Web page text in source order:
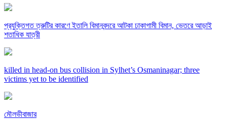
প্রযুক্তিগত ত্রুটির কারণে ইতালি বিমানবন্দরে আটকা ঢাকাগামী বিমান, ভেতরে আড়াই
শতাধিক যাত্রী
killed in head-on bus collision in Sylhet’s Osmaninagar; three
victims yet to be identified
মৌলভীবাজার